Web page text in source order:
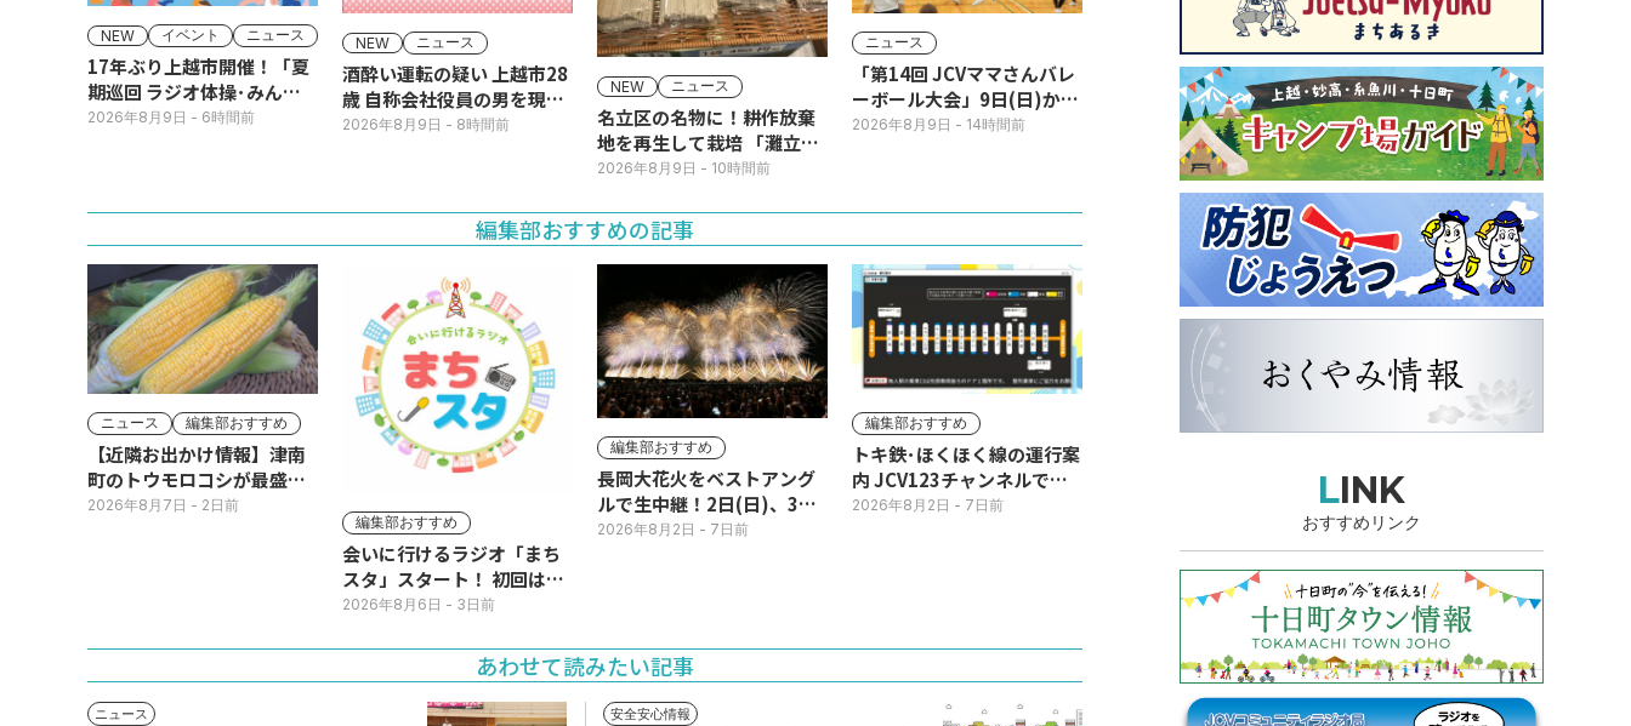
NEW イベント ニュース
17年ぶり上越市開催！「夏
期巡回 ラジオ体操･みんな
の体操会」今月16日(日)
2026年8月9日 - 6時間前
NEW ニュース
酒酔い運転の疑い 上越市28
歳 自称会社役員の男を現行
犯逮捕
2026年8月9日 - 8時間前
NEW ニュース
名立区の名物に！耕作放棄
地を再生して栽培 「灘立そ
ば」発売
2026年8月9日 - 10時間前
ニュース
「第14回 JCVママさんバレ
ーボール大会」9日(日)から
JCVスペシャルで放送！
2026年8月9日 - 14時間前
編集部おすすめの記事
ニュース 編集部おすすめ
【近隣お出かけ情報】津南
町のトウモロコシが最盛
期！国道ロードサイドの直
2026年8月7日 - 2日前
編集部おすすめ
会いに行けるラジオ「まち
スタ」スタート！ 初回は11
日(火･祝) 公開生放送
2026年8月6日 - 3日前
編集部おすすめ
長岡大花火をベストアング
ルで生中継！2日(日)、3日
(月)
2026年8月2日 - 7日前
編集部おすすめ
トキ鉄･ほくほく線の運行案
内 JCV123チャンネルで平
日毎朝表示
2026年8月2日 - 7日前
あわせて読みたい記事
ニュース 安全安心情報
LINK
おすすめリンク